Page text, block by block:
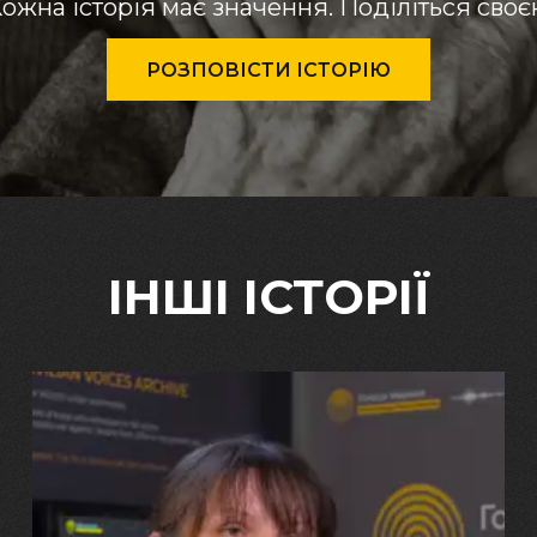
історія має значення. Поділіться
РОЗПОВІСТИ ІСТОРІЮ
ІНШІ ІСТОРІЇ